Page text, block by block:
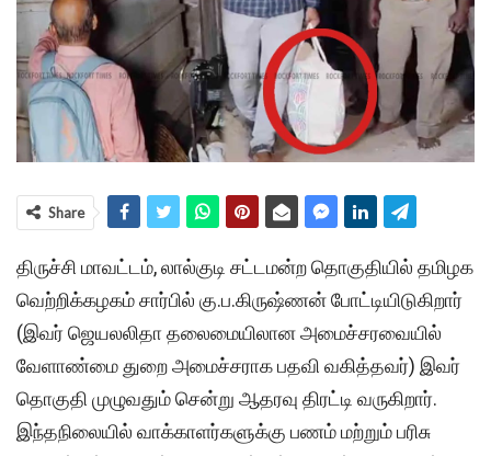
Share
திருச்சி மாவட்டம், லால்குடி சட்டமன்ற தொகுதியில் தமிழக
வெற்றிக்கழகம் சார்பில் கு.ப.கிருஷ்ணன் போட்டியிடுகிறார்
(இவர் ஜெயலலிதா தலைமையிலான அமைச்சரவையில்
வேளாண்மை துறை அமைச்சராக பதவி வகித்தவர்) இவர்
தொகுதி முழுவதும் சென்று ஆதரவு திரட்டி வருகிறார்.
இந்தநிலையில் வாக்காளர்களுக்கு பணம் மற்றும் பரிசு